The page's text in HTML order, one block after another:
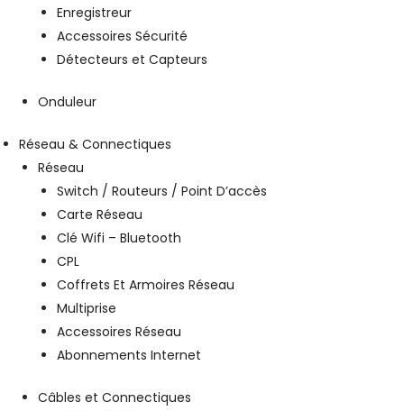
Enregistreur
Accessoires Sécurité
Détecteurs et Capteurs
Onduleur
Réseau & Connectiques
Réseau
Switch / Routeurs / Point D’accès
Carte Réseau
Clé Wifi – Bluetooth
CPL
Coffrets Et Armoires Réseau
Multiprise
Accessoires Réseau
Abonnements Internet
Câbles et Connectiques